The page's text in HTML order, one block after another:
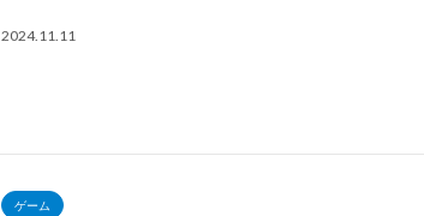
2024.11.11
ゲーム